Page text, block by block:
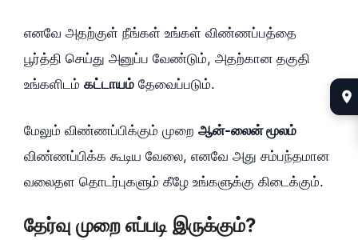
எனவே அதற்குள் நீங்கள் உங்கள் விண்ணப்பத்தை
பூர்த்தி செய்து அனுப்ப வேண்டும், அதற்கான தகுதி
உங்களிடம் கட்டாயம் தேவைப்படும்.
மேலும் விண்ணப்பிக்கும் முறை ஆன்-லைன் மூலம்
விண்ணப்பிக்க கூடிய வேலை, எனவே அது சம்பந்தமான
வலைதள தொடர்புகளும் கீழே உங்களுக்கு கிடைக்கும்.
தேர்வு முறை எப்படி இருக்கும்?